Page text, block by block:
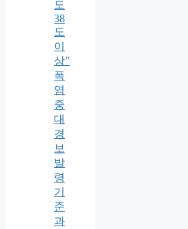
도
38
도
이
상”
폭
염
중
대
경
보
발
령
기
준
과